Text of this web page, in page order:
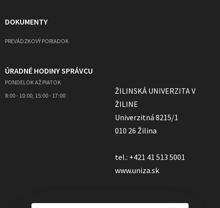
DOKUMENTY
PREVÁDZKOVÝ PORIADOK
ÚRADNÉ HODINY SPRÁVCU
PONDELOK AŽ PIATOK
8:00 - 10:00, 15:00 - 17:00
ŽILINSKÁ UNIVERZITA V
ŽILINE
Univerzitná 8215/1
010 26 Žilina
tel.: +421 41 513 5001
www.uniza.sk